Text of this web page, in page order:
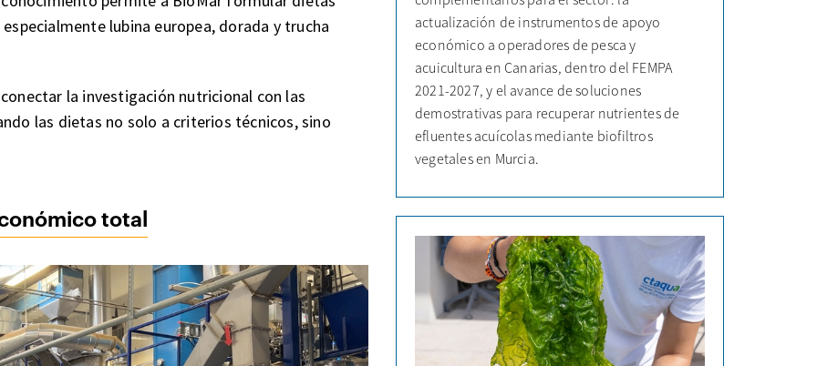
lubina europea, dorada y trucha
la investigación nutricional con las
las dietas no solo a criterios técnicos, sino
total
actualización de instrumentos de apoyo
económico a operadores de pesca y
acuicultura en Canarias, dentro del FEMPA
2021-2027, y el avance de soluciones
demostrativas para recuperar nutrientes de
efluentes acuícolas mediante biofiltros
vegetales en Murcia.